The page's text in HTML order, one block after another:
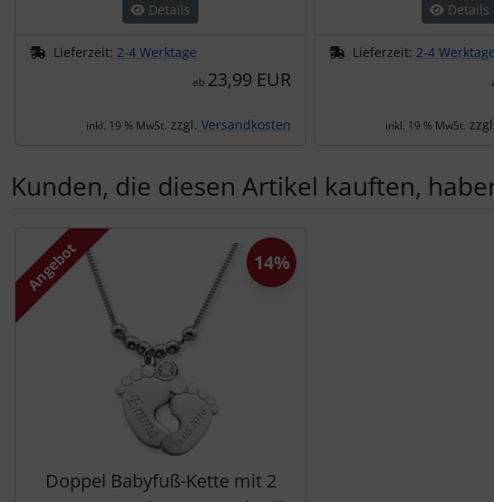
Details
Lieferzeit: 2-4 Werktage
ab 23,99 EUR
inkl. 19 % MwSt. zzgl. Versandkosten
Details
Lieferzeit: 2-4 Werktage
inkl. 19 % MwSt.
Kunden, die diesen Artikel kauften,
Es folgt ein Produktslider - navigieren Sie mit der Tab-Taste zu den
Angebot
Doppel Babyfuß-Kette mit 2
14%